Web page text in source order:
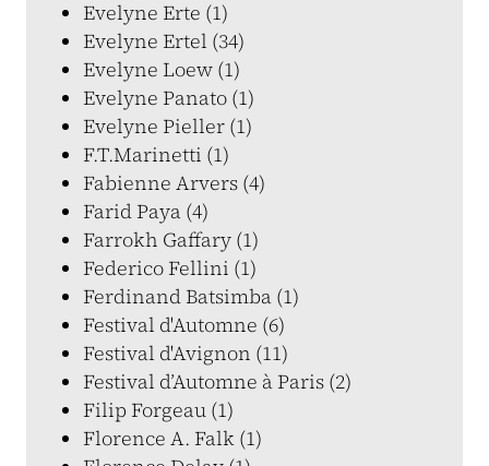
Evelyne Erte (1)
Evelyne Ertel (34)
Evelyne Loew (1)
Evelyne Panato (1)
Evelyne Pieller (1)
F.T.Marinetti (1)
Fabienne Arvers (4)
Farid Paya (4)
Farrokh Gaffary (1)
Federico Fellini (1)
Ferdinand Batsimba (1)
Festival d'Automne (6)
Festival d'Avignon (11)
Festival d’Automne à Paris (2)
Filip Forgeau (1)
Florence A. Falk (1)